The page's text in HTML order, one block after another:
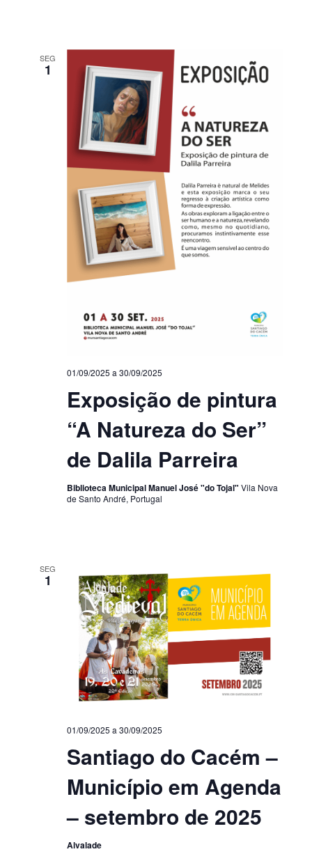
SEG
1
Exposição de pintura
“A Natureza do Ser”
de Dalila Parreira
01/09/2025 a 30/09/2025
Biblioteca Municipal Manuel José "do Tojal" Vila Nova
de Santo André, Portugal
SEG
1
Santiago do Cacém –
Município em Agenda
– setembro de 2025
01/09/2025 a 30/09/2025
Alvalade